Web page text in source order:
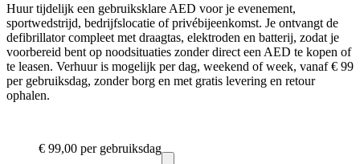
Huur tijdelijk een gebruiksklare AED voor je evenement,
sportwedstrijd, bedrijfslocatie of privébijeenkomst. Je ontvangt de
defibrillator compleet met draagtas, elektroden en batterij, zodat je
voorbereid bent op noodsituaties zonder direct een AED te kopen of
te leasen. Verhuur is mogelijk per dag, weekend of week, vanaf € 99
per gebruiksdag, zonder borg en met gratis levering en retour
ophalen.
€ 99,00 per gebruiksdag